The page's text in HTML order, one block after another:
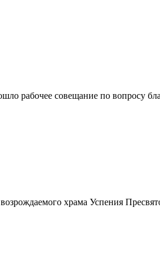
рабочее совещание по вопросу
храма Успения